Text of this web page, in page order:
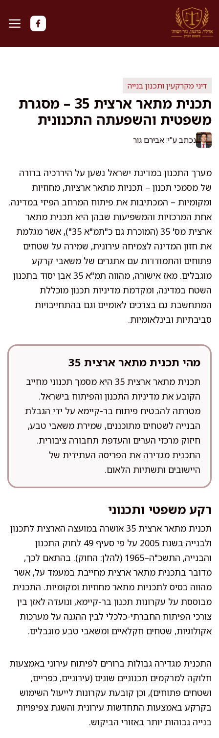
לדלג
לתוכן
דיני מקרקעין ותכנון בנייה
תכנית מתאר ארצית 35 – מסגרת
משפטית והשפעתה התכנונית
נכתב ע"י: אבירם גור
מערך התכנון במדינת ישראל נשען על היררכיה ברורה
של מסמכי תכנון – תכניות מתאר ארציות, מחוזיות
ומקומיות – המכתיבות את פיתוח המרחב הפיזי במדינה.
אחת המרכזיות והמשפיעות שבהן היא תכנית מתאר
ארצית מס' 35 (המוכרת גם כ"תמ"א 35"), אשר מגלמת
את חזון המדינה לצמיחה עירונית, שמירה על שטחים
פתוחים והתמודדות עם אתגרים של משאבי קרקע
מוגבלים. מאז אישורה, מהווה תמ"א 35 אבן יסוד בתכנון
השטח במדינה, ומקדמת מדיניות תכנון מוכללת
המתחשבת גם בצרכים לאומיים וגם בהתחייבויות
סביבתיות ובינלאומיות.
מהי תכנית מתאר ארצית 35
תכנית מתאר ארצית 35 היא מסמך תכנוני מחייב
הקובע את מדיניות התכנון והפיתוח בישראל.
מטרתה להבטיח פיתוח בר-קיימא על ידי הגבלת
הבנייה לשטחים מתוכננים, שמירת משאבי טבע,
חיזוק מרכזי הערים והעדפת תחבורה ציבורית.
התכנית מגדירה את הפריסה העתידית של
היישובים ותשתיות הלאום.
רקע משפטי ותכנוני
תכנית מתאר ארצית 35 אושרה במועצה הארצית לתכנון
ולבנייה בשנת 2005 על פי סעיף 49 לחוק התכנון
והבנייה, התשכ"ה–1965 (להלן: החוק). בהתאם לכך,
מדובר בתכנית מתאר ארצית מחייבת במעמד על, אשר
מהווה בסיס לתכניות מתאר מחוזיות ומקומיות. התכנית
מבוססת על עקרונות תכנון בר-קיימא, ונועדה לאזן בין
צורכי הפיתוח החברתי-כלכלי לבין ההגנה על מערכות
אקולוגיות, שטחים חקלאיים ומשאבי טבע מוגבלים.
התכנית מגדירה גבולות ברורים לפיתוח עירוני באמצעות
חלוקה למרקמים תכנוניים שונים (עירוניים, כפריים,
ושטחים פתוחים), וכן קובעת עקרונות לייעול השימוש
בקרקע באמצעות התחדשות עירונית והשגת צפיפויות
בנייה גבוהות יותר באזורי הביקוש.